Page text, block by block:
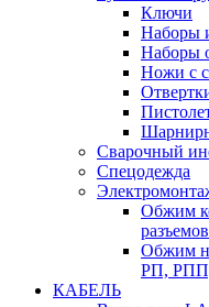
Ключи
Наборы
Наборы
Ножи с
Сварочный
Спецодежда
Обжим
Обжим
РП,
КАБЕЛЬ